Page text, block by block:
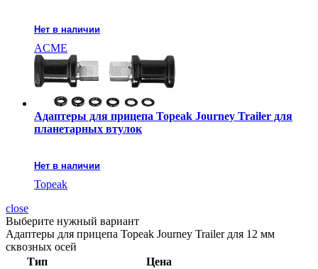
Нет в наличии
ACME
Адаптеры для прицепа Topeak Journey Trailer для
планетарных втулок
Нет в наличии
Topeak
close
Выберите нужный вариант
Адаптеры для прицепа Topeak Journey Trailer для 12 мм
сквозных осей
Тип
Цена